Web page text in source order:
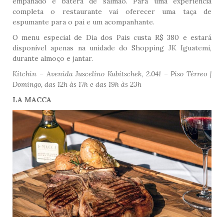
completa o restaurante vai oferecer uma taça de
espumante para o pai e um acompanhante.
O menu especial de Dia dos Pais custa R$ 380 e estará
disponível apenas na unidade do Shopping JK Iguatemi,
durante almoço e jantar.
Kitchin – Avenida Juscelino Kubitschek, 2.041 – Piso Térreo |
Domingo, das 12h às 17h e das 19h às 23h
LA MACCA